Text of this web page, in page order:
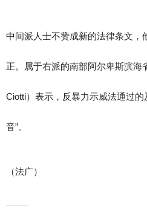
中间派人士不赞成新的法律条文，
正。属于右派的南部阿尔卑斯滨海
Ciotti）表示，反暴力示威法通过
音”。
（法广）